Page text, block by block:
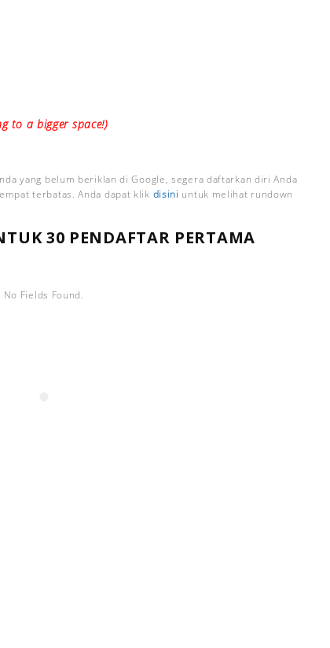
to a bigger space!)
yang belum beriklan di Google, segera daftarkan diri Anda
terbatas. Anda dapat klik disini untuk melihat rundown
30 PENDAFTAR PERTAMA
No Fields Found.